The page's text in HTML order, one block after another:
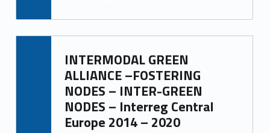
INTERMODAL GREEN
ALLIANCE –FOSTERING
NODES – INTER-GREEN
NODES – Interreg Central
Europe 2014 – 2020